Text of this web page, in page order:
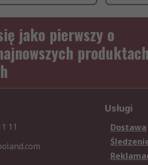
jako pierwszy o
produktach
11
Usługi
Dostawa